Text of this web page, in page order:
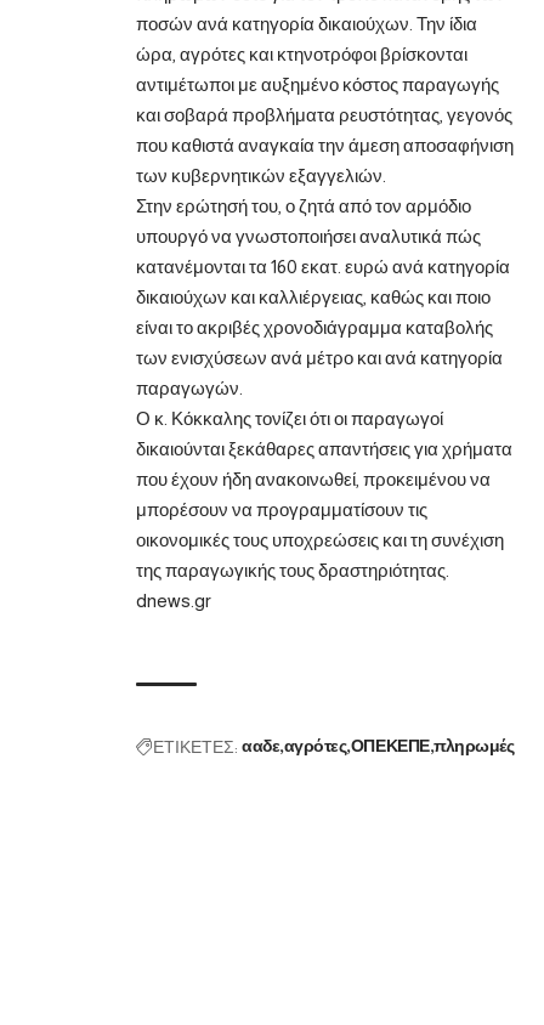
ποσών ανά κατηγορία δικαιούχων. Την ίδια
ώρα, αγρότες και κτηνοτρόφοι βρίσκονται
αντιμέτωποι με αυξημένο κόστος παραγωγής
και σοβαρά προβλήματα ρευστότητας, γεγονός
που καθιστά αναγκαία την άμεση αποσαφήνιση
των κυβερνητικών εξαγγελιών.
Στην ερώτησή του, ο ζητά από τον αρμόδιο
υπουργό να γνωστοποιήσει αναλυτικά πώς
κατανέμονται τα 160 εκατ. ευρώ ανά κατηγορία
δικαιούχων και καλλιέργειας, καθώς και ποιο
είναι το ακριβές χρονοδιάγραμμα καταβολής
των ενισχύσεων ανά μέτρο και ανά κατηγορία
παραγωγών.
Ο κ. Κόκκαλης τονίζει ότι οι παραγωγοί
δικαιούνται ξεκάθαρες απαντήσεις για χρήματα
που έχουν ήδη ανακοινωθεί, προκειμένου να
μπορέσουν να προγραμματίσουν τις
οικονομικές τους υποχρεώσεις και τη συνέχιση
της παραγωγικής τους δραστηριότητας.
dnews.gr
ΕΤΙΚΕΤΕΣ: ααδε αγρότες ΟΠΕΚΕΠΕ πληρωμές